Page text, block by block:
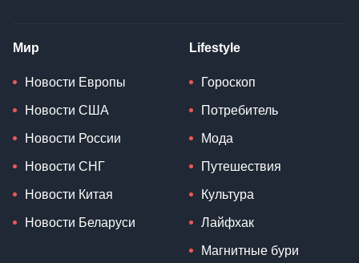
Мир
Новости Европы
Новости США
Новости России
Новости СНГ
Новости Китая
Новости Беларуси
Lifestyle
Гороскоп
Потребитель
Мода
Путешествия
Культура
Лайфхак
Магнитные бури